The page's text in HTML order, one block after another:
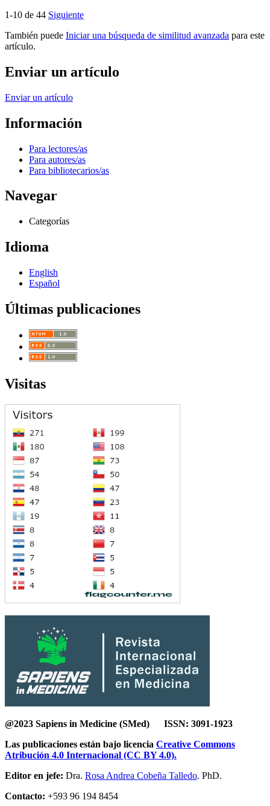
1-10 de 44 Siguiente
También puede Iniciar una búsqueda de similitud avanzada para este
artículo.
Enviar un artículo
Enviar un artículo
Información
Para lectores/as
Para autores/as
Para bibliotecarios/as
Navegar
Categorías
Idioma
English
Español
Últimas publicaciones
Visitas
@2023 Sapiens in Medicine (SMed) ISSN: 3091-1923
Las publicaciones están bajo licencia Creative Commons
Atribución 4.0 Internacional (CC BY 4.0).
Editor en jefe: Dra. Rosa Andrea Cobeña Talledo. PhD.
Contacto: +593 96 194 8454